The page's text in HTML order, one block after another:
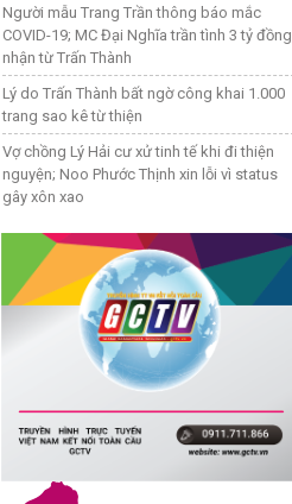
Người mẫu Trang Trần thông báo mắc
COVID-19; MC Đại Nghĩa trần tình 3 tỷ đồng
nhận từ Trấn Thành
Lý do Trấn Thành bất ngờ công khai 1.000
trang sao kê từ thiện
Vợ chồng Lý Hải cư xử tinh tế khi đi thiện
nguyện; Noo Phước Thịnh xin lỗi vì status
gây xôn xao